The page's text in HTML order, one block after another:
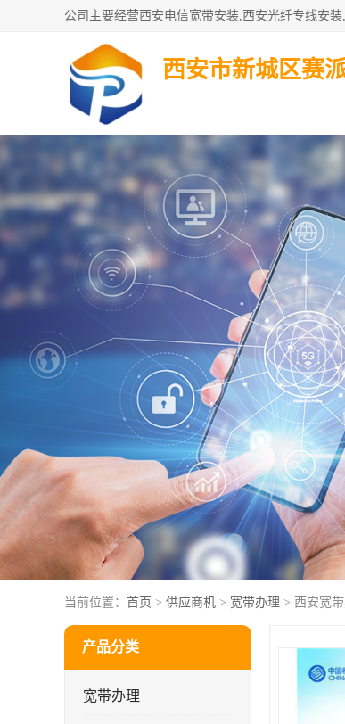
西安市新城区赛
当前位置： 首页 > 供应商机 > 宽带办理 > 西安宽
产品分类
宽带办理